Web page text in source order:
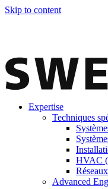
Skip to content
Expertise
Techniques
HVAC
Advanced